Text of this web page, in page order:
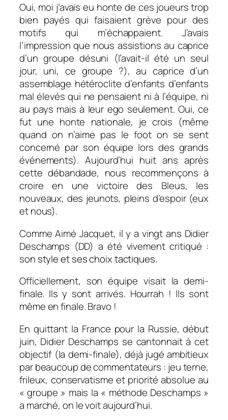
Oui, moi j’avais eu honte de ces joueurs trop
bien payés qui faisaient grève pour des
motifs qui m’échappaient. J’avais
l’impression que nous assistions au caprice
d’un groupe désuni (l’avait-il été un seul
jour, uni, ce groupe ?), au caprice d’un
assemblage hétéroclite d’enfants d’enfants
mal élevés qui ne pensaient ni à l’équipe, ni
au pays mais à leur ego seulement. Oui, ce
fut une honte nationale, je crois (même
quand on n’aime pas le foot on se sent
concerné par son équipe lors des grands
événements). Aujourd’hui huit ans après
cette débandade, nous recommençons à
croire en une victoire des Bleus, les
nouveaux, des jeunots, pleins d’espoir (eux
et nous).
Comme Aimé Jacquet, il y a vingt ans Didier
Deschamps (DD) a été vivement critiqué :
son style et ses choix tactiques.
Officiellement, son équipe visait la demi-
finale. Ils y sont arrivés. Hourrah ! Ils sont
même en finale. Bravo !
En quittant la France pour la Russie, début
juin, Didier Deschamps se cantonnait à cet
objectif (la demi-finale), déjà jugé ambitieux
par beaucoup de commentateurs : jeu terne,
frileux, conservatisme et priorité absolue au
« groupe » mais la « méthode Deschamps »
a marché, on le voit aujourd’hui.